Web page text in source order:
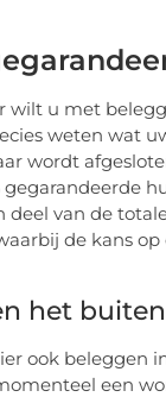
wilt u met
weten wat
wordt
van de
de kans
het
ook beleggen
een